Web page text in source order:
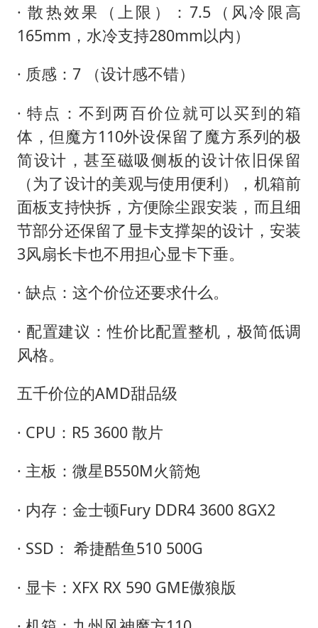
· 散热效果（上限）：7.5（风冷限高
165mm，水冷支持280mm以内）
· 质感：7 （设计感不错）
· 特点：不到两百价位就可以买到的箱
体，但魔方110外设保留了魔方系列的极
简设计，甚至磁吸侧板的设计依旧保留
（为了设计的美观与使用便利），机箱前
面板支持快拆，方便除尘跟安装，而且细
节部分还保留了显卡支撑架的设计，安装
3风扇长卡也不用担心显卡下垂。
· 缺点：这个价位还要求什么。
· 配置建议：性价比配置整机，极简低调
风格。
五千价位的AMD甜品级
· CPU：R5 3600 散片
· 主板：微星B550M火箭炮
· 内存：金士顿Fury DDR4 3600 8GX2
· SSD： 希捷酷鱼510 500G
· 显卡：XFX RX 590 GME傲狼版